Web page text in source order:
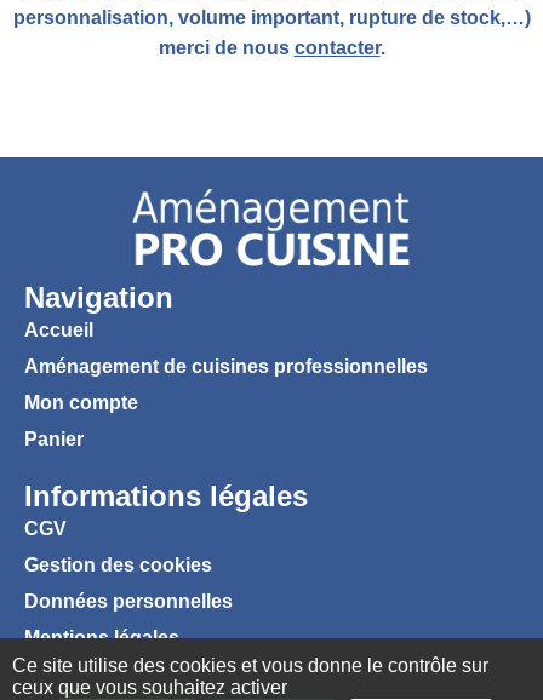
personnalisation, volume important, rupture de stock,…)
merci de nous contacter.
Navigation
Accueil
Aménagement de cuisines professionnelles
Mon compte
Panier
Informations légales
CGV
Gestion des cookies
Données personnelles
Mentions légales
Ce site utilise des cookies et vous donne le contrôle sur
ceux que vous souhaitez activer